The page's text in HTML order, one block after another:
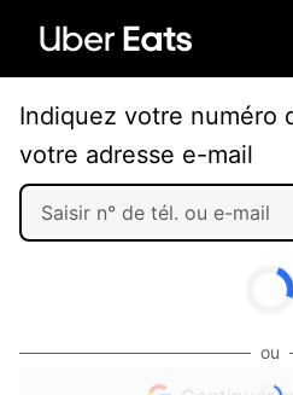
Indiquez votre numéro
votre adresse e-mail
ou